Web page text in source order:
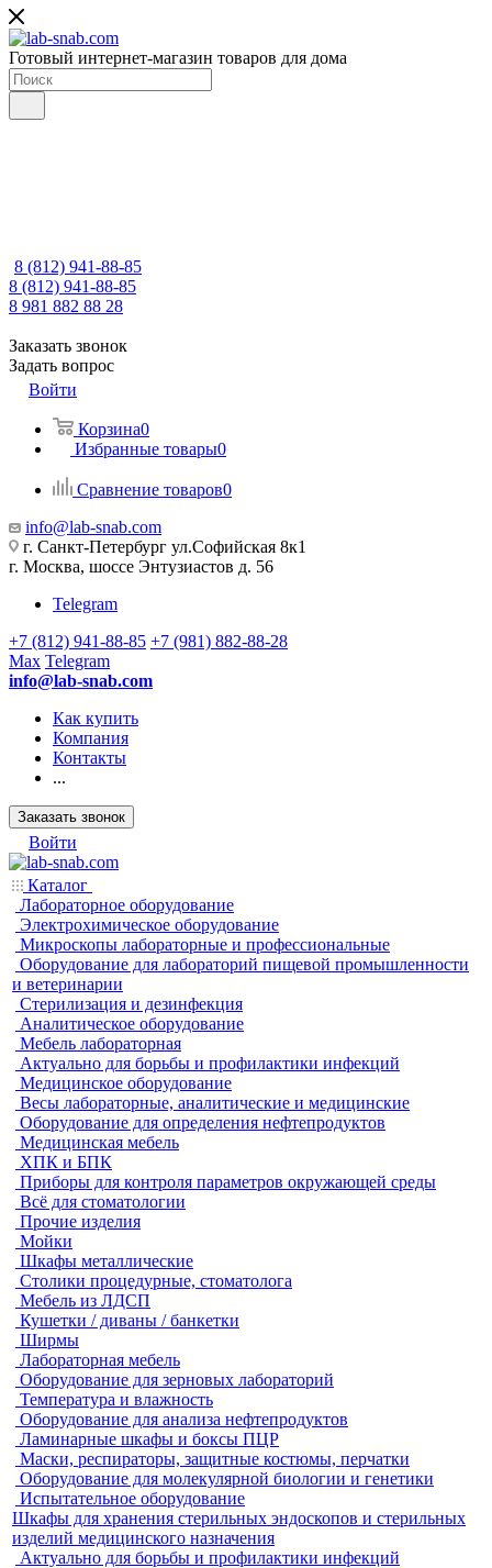
Готовый интернет-магазин товаров для дома
8 (812) 941-88-85
8 (812) 941-88-85
8 981 882 88 28
Заказать звонок
Задать вопрос
Войти
Корзина0
Избранные товары0
Сравнение товаров0
info@lab-snab.com
г. Санкт-Петербург ул.Софийская 8к1
г. Москва, шоссе Энтузиастов д. 56
Telegram
+7 (812) 941-88-85 +7 (981) 882-88-28
Max Telegram
info@lab-snab.com
Как купить
Компания
Контакты
...
Заказать звонок
Войти
Каталог
Лабораторное оборудование
Электрохимическое оборудование
Микроскопы лабораторные и профессиональные
Оборудование для лабораторий пищевой промышленности
и ветеринарии
Стерилизация и дезинфекция
Аналитическое оборудование
Мебель лабораторная
Актуально для борьбы и профилактики инфекций
Медицинское оборудование
Весы лабораторные, аналитические и медицинские
Оборудование для определения нефтепродуктов
Медицинская мебель
ХПК и БПК
Приборы для контроля параметров окружающей среды
Всё для стоматологии
Прочие изделия
Мойки
Шкафы металлические
Столики процедурные, стоматолога
Мебель из ЛДСП
Кушетки / диваны / банкетки
Ширмы
Лабораторная мебель
Оборудование для зерновых лабораторий
Температура и влажность
Оборудование для анализа нефтепродуктов
Ламинарные шкафы и боксы ПЦР
Маски, респираторы, защитные костюмы, перчатки
Оборудование для молекулярной биологии и генетики
Испытательное оборудование
Шкафы для хранения стерильных эндоскопов и стерильных
изделий медицинского назначения
Актуально для борьбы и профилактики инфекций